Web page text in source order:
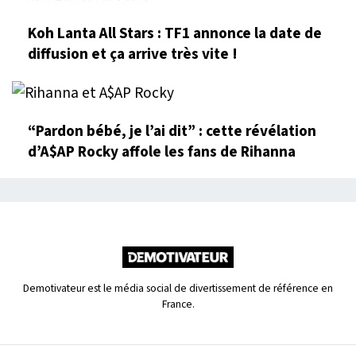
Koh Lanta All Stars : TF1 annonce la date de
diffusion et ça arrive très vite !
“Pardon bébé, je l’ai dit” : cette révélation
d’A$AP Rocky affole les fans de Rihanna
Demotivateur est le média social de divertissement de référence en
France.